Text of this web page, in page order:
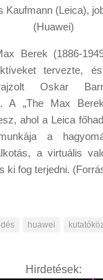
Kaufmann (Leica),
(Huawei)
Berek (1886-
tervezte,
rajzolt Oskar
A „The Max
ahol a Leica
a
a virtuális
ki fog terjedni.
huawei
Hirdetések: